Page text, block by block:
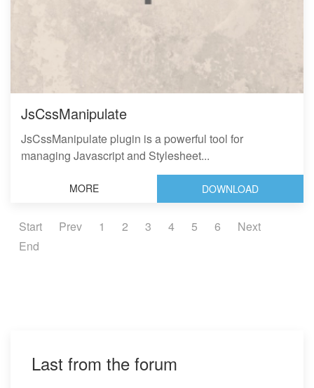
JsCssManipulate
JsCssManipulate plugin is a powerful tool for
managing Javascript and Stylesheet...
MORE DOWNLOAD
Start Prev 1 2 3 4 5 6
Next
End
Last from the forum